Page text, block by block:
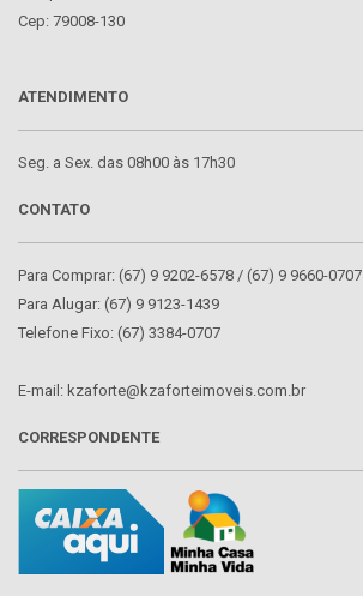
Cep: 79008-130
ATENDIMENTO
Seg. a Sex. das 08h00 às 17h30
CONTATO
Para Comprar: (67) 9 9202-6578 / (67) 9 9660-0707
Para Alugar: (67) 9 9123-1439
Telefone Fixo: (67) 3384-0707
E-mail: kzaforte@kzaforteimoveis.com.br
CORRESPONDENTE